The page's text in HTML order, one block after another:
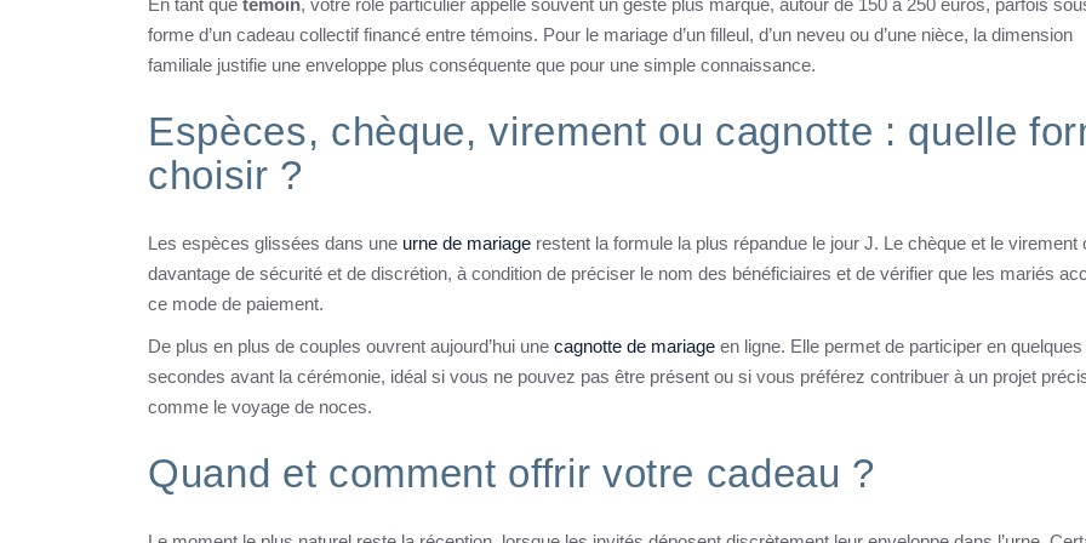
En tant que témoin, votre rôle particulier appelle souvent un geste plus marqué, autour de 150 à 250 euros, parfois
forme d’un cadeau collectif financé entre témoins. Pour le mariage d’un filleul, d’un neveu ou d’une nièce, la dimension
familiale justifie une enveloppe plus conséquente que pour une simple connaissance.
Espèces, chèque, virement ou cagnotte : quelle
choisir ?
Les espèces glissées dans une urne de mariage restent la formule la plus répandue le jour J. Le chèque et le virement
davantage de sécurité et de discrétion, à condition de préciser le nom des bénéficiaires et de vérifier que les mariés
ce mode de paiement.
De plus en plus de couples ouvrent aujourd’hui une cagnotte de mariage en ligne. Elle permet de participer en quelques
secondes avant la cérémonie, idéal si vous ne pouvez pas être présent ou si vous préférez contribuer à un projet
comme le voyage de noces.
Quand et comment offrir votre cadeau ?